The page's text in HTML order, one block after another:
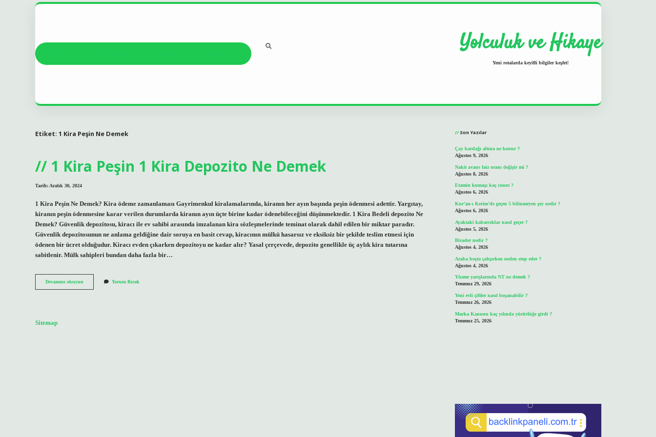
Yolculuk ve Hikaye
Yeni rotalarda keyifli bilgiler keşfet!
Etiket: 1 Kira Peşin Ne Demek
1 Kira Peşin 1 Kira Depozito Ne Demek
Tarih: Aralık 30, 2024
1 Kira Peşin Ne Demek? Kira ödeme zamanlaması Gayrimenkul kiralamalarında, kiranın her ayın başında peşin ödenmesi adettir. Yargıtay,
kiranın peşin ödenmesine karar verilen durumlarda kiranın ayın üçte birine kadar ödenebileceğini düşünmektedir. 1 Kira Bedeli depozito Ne
Demek? Güvenlik depozitosu, kiracı ile ev sahibi arasında imzalanan kira sözleşmelerinde teminat olarak dahil edilen bir miktar paradır.
Güvenlik depozitosunun ne anlama geldiğine dair soruya en basit cevap, kiracının mülkü hasarsız ve eksiksiz bir şekilde teslim etmesi için
ödenen bir ücret olduğudur. Kiracı evden çıkarken depozitoyu ne kadar alır? Yasal çerçevede, depozito genellikle üç aylık kira tutarına
sabitlenir. Mülk sahipleri bundan daha fazla bir…
Devamını okuyun
Kira
Yorum Bırak
Sitemap
Son Yazılar
Çay bardağı altına ne konur ?
Ağustos 9, 2026
Nakit avans faiz oranı değişir mi ?
Ağustos 8, 2026
Etamin kumaşı kaç count ?
Ağustos 6, 2026
Kur’an-ı Kerim’de geçen 5 bilinmeyen şey nedir ?
Ağustos 6, 2026
Ayaktaki kabarcıklar nasıl geçer ?
Ağustos 5, 2026
Birader nedir ?
Ağustos 4, 2026
Araba boşta çalışırken neden stop eder ?
Ağustos 4, 2026
Yüzme yarışlarında NT ne demek ?
Temmuz 29, 2026
Yeni evli çiftler nasıl boşanabilir ?
Temmuz 26, 2026
Marka Kanunu kaç yılında yürürlüğe girdi ?
Temmuz 25, 2026